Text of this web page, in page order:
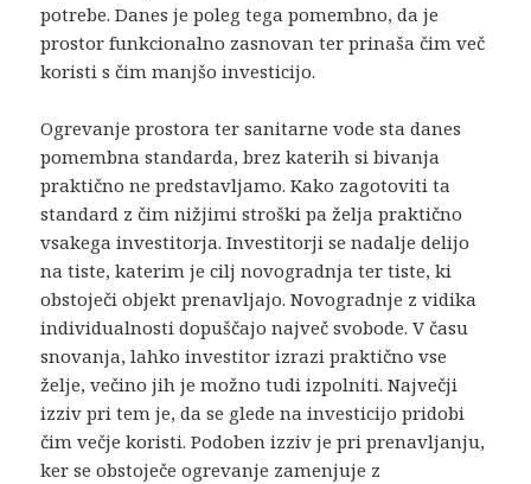
potrebe. Danes je poleg tega pomembno, da je
prostor funkcionalno zasnovan ter prinaša čim več
koristi s čim manjšo investicijo.
Ogrevanje prostora ter sanitarne vode sta danes
pomembna standarda, brez katerih si bivanja
praktično ne predstavljamo. Kako zagotoviti ta
standard z čim nižjimi stroški pa želja praktično
vsakega investitorja. Investitorji se nadalje delijo
na tiste, katerim je cilj novogradnja ter tiste, ki
obstoječi objekt prenavljajo. Novogradnje z vidika
individualnosti dopuščajo največ svobode. V času
snovanja, lahko investitor izrazi praktično vse
želje, večino jih je možno tudi izpolniti. Največji
izziv pri tem je, da se glede na investicijo pridobi
čim večje koristi. Podoben izziv je pri prenavljanju,
ker se obstoječe ogrevanje zamenjuje z